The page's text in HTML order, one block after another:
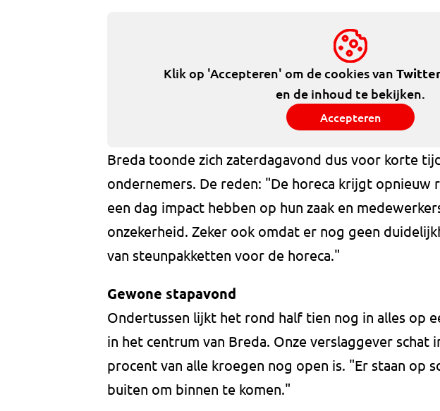
Klik op 'Accepteren' om de cookies van
en de inhoud te bekijken.
Accepteren
Breda toonde zich zaterdagavond dus voor korte
ondernemers. De reden: "De horeca krijgt opnieuw
een dag impact hebben op hun zaak en
onzekerheid. Zeker ook omdat er nog geen
van steunpakketten voor de horeca."
Gewone stapavond
Ondertussen lijkt het rond half tien nog in alles op
in het centrum van Breda. Onze verslaggever schat
procent van alle kroegen nog open is. "Er staan op
buiten om binnen te komen."